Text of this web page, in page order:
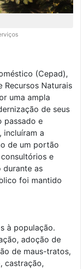
(Cepad),
Recursos Naturais
uma ampla
de seus
passado e
incluíram a
de um portão
e
durante as
foi mantido
à população.
adoção de
de maus-tratos,
castração,